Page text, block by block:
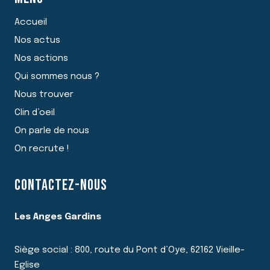
Accueil
Nos actus
Nos actions
Qui sommes nous ?
Nous trouver
Clin d’oeil
On parle de nous
On recrute !
CONTACTEZ-NOUS
Les Anges Gardins
Siège social : 800, route du Pont d’Oye, 62162 Vieille-
Eglise